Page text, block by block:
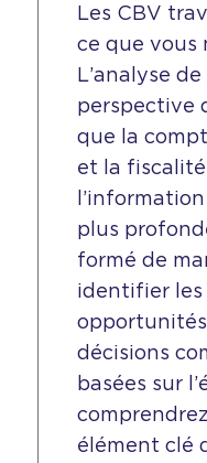
Les CBV
ce que vous
L’analyse
perspective
que la
et la
plus
formé de
identifier les
décisions
basées sur
élément clé